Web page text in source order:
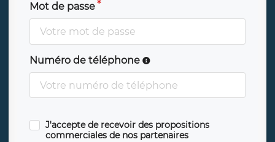
Mot de passe
Numéro de téléphone
J'accepte de recevoir des propositions
commerciales de nos partenaires